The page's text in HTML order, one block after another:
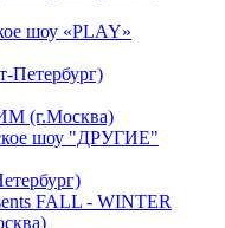
шоу «PLAY»
Петербург)
(г.Москва)
шоу "ДРУГИЕ"
FALL - WINTER